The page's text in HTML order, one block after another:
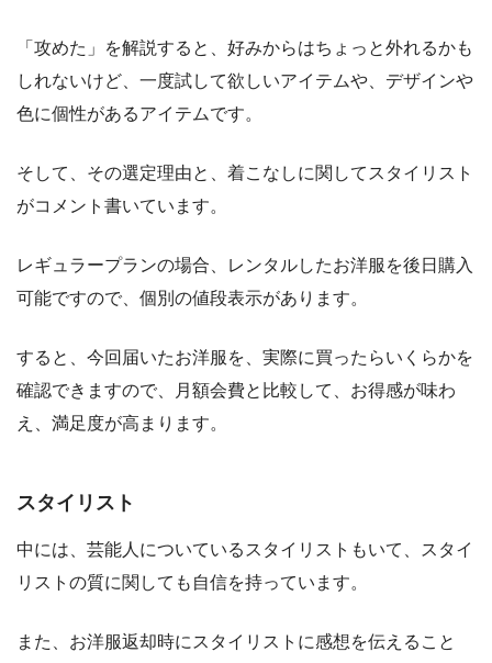
「攻めた」を解説すると、好みからはちょっと外れるかも
しれないけど、一度試して欲しいアイテムや、デザインや
色に個性があるアイテムです。
そして、その選定理由と、着こなしに関してスタイリスト
がコメント書いています。
レギュラープランの場合、レンタルしたお洋服を後日購入
可能ですので、個別の値段表示があります。
すると、今回届いたお洋服を、実際に買ったらいくらかを
確認できますので、月額会費と比較して、お得感が味わ
え、満足度が高まります。
スタイリスト
中には、芸能人についているスタイリストもいて、スタイ
リストの質に関しても自信を持っています。
また、お洋服返却時にスタイリストに感想を伝えること